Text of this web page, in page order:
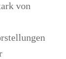
von